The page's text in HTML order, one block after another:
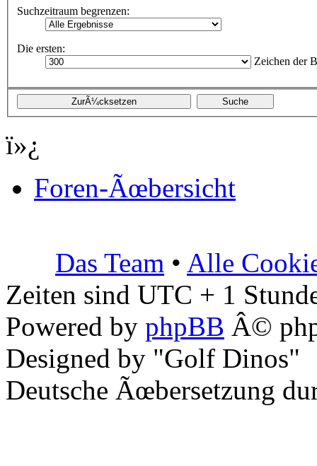
Suchzeitraum begrenzen:
Die ersten:
Zeichen der
ï»¿
Foren-Ãœbersicht
Das Team • Alle
Zeiten sind UTC + 1
Powered by phpBB Â©
Designed by "Golf Dinos"
Deutsche Ãœbersetzung